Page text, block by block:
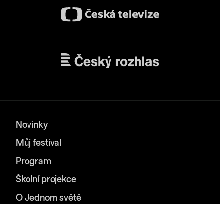
Novinky
Můj festival
Program
Školní projekce
O Jednom světě